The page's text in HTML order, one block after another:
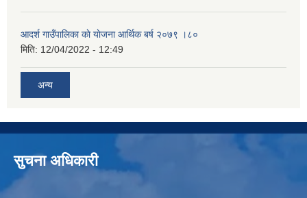
आदर्श गाउँपालिका काे याेजना आर्थिक बर्ष २०७९ ।८०
मिति: 12/04/2022 - 12:49
अन्य
सुचना अधिकारी